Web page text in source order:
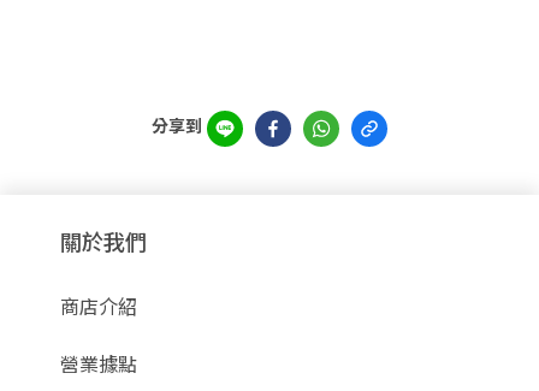
分享到
關於我們
商店介紹
營業據點